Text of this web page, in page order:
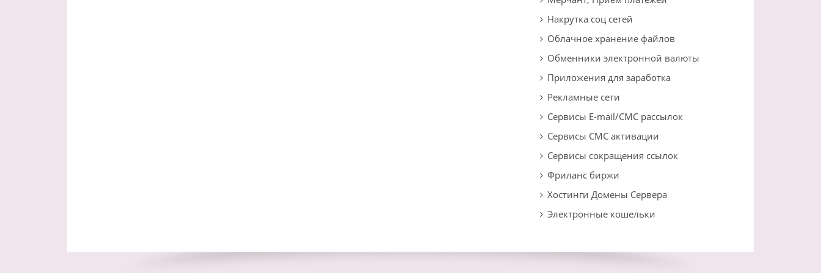
Накрутка соц сетей
Облачное хранение файлов
Обменники электронной валюты
Приложения для заработка
Рекламные сети
Сервисы E-mail/СМС рассылок
Сервисы СМС активации
Сервисы сокращения ссылок
Фриланс биржи
Хостинги Домены Сервера
Электронные кошельки